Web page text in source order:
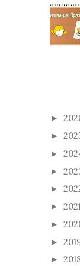
►
►
►
►
►
►
►
►
►